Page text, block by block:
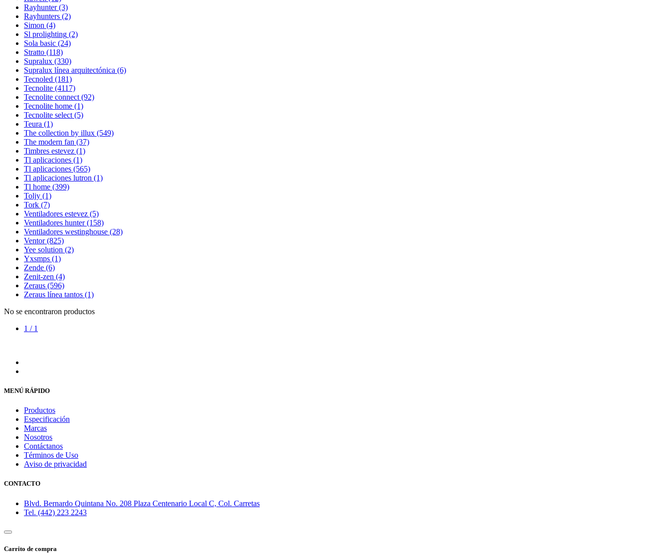
Rayhunter (3)
Rayhunters (2)
Simon (4)
Sl prolighting (2)
Sola basic (24)
Stratto (118)
Supralux (330)
Supralux línea arquitectónica (6)
Tecnoled (181)
Tecnolite (4117)
Tecnolite connect (92)
Tecnolite home (1)
Tecnolite select (5)
Teura (1)
The collection by illux (549)
The modern fan (37)
Timbres estevez (1)
Tl aplicaciones (1)
Tl aplicaciones (565)
Tl aplicaciones lutron (1)
Tl home (399)
Toljy (1)
Tork (7)
Ventiladores estevez (5)
Ventiladores hunter (158)
Ventiladores westinghouse (28)
Ventor (825)
Yee solution (2)
Yxsmps (1)
Zende (6)
Zenit-zen (4)
Zeraus (596)
Zeraus línea tantos (1)
No se encontraron productos
1 / 1
MENÚ RÁPIDO
Productos
Especificación
Marcas
Nosotros
Contáctanos
Términos de Uso
Aviso de privacidad
CONTACTO
Blvd. Bernardo Quintana No. 208 Plaza Centenario Local C, Col. Carretas
Tel. (442) 223 2243
Carrito de compra